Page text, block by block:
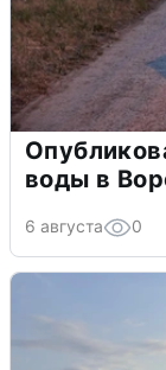
воды в
6 августа 0